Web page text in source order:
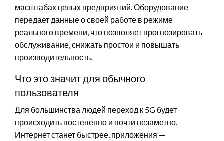
масштабах целых предприятий. Оборудование
передает данные о своей работе в режиме
реального времени, что позволяет прогнозировать
обслуживание, снижать простои и повышать
производительность.
Что это значит для обычного
пользователя
Для большинства людей переход к 5G будет
происходить постепенно и почти незаметно.
Интернет станет быстрее, приложения —